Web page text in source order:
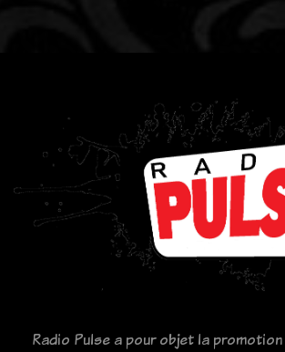
Radio Pulse a pour objet la